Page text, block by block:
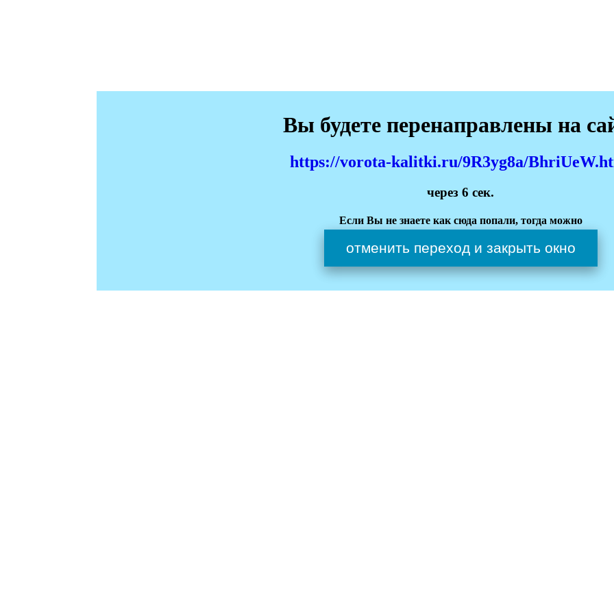
Вы будете перенаправлены на
https://vorota-kalitki.ru/9R3yg8a/
через 6 сек.
Если Вы не знаете как сюда попали, тогда можно
отменить переход и закрыть окно